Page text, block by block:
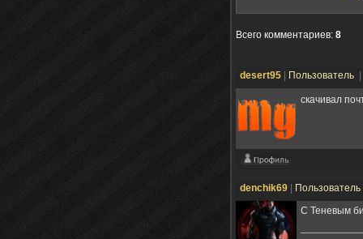
Всего комментариев: 8
desert95 Пользователь
скачивал
denchik69
Пользователь
С Теневым